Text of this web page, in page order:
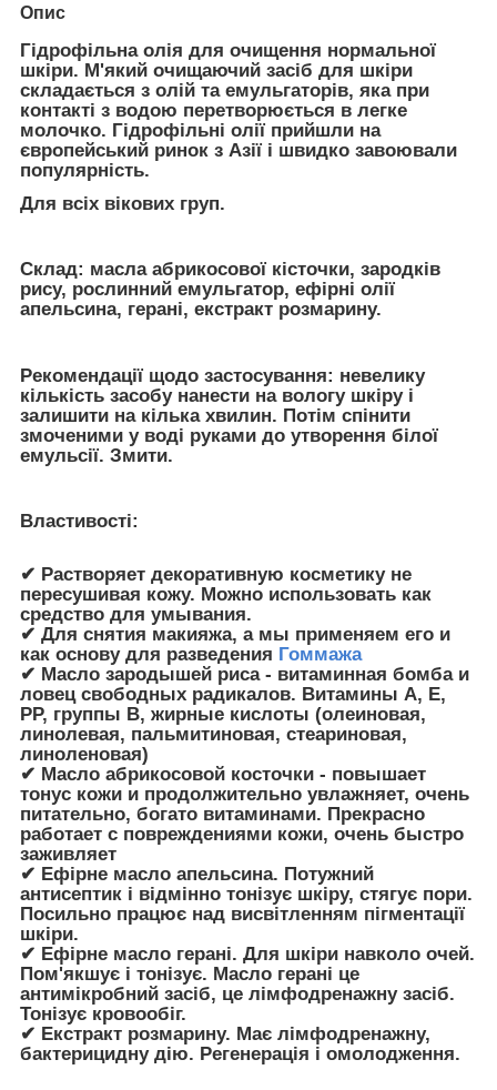
Опис
Гідрофільна олія для очищення нормальної
шкіри. М'який очищаючий засіб для шкіри
складається з олій та емульгаторів, яка при
контакті з водою перетворюється в легке
молочко. Гідрофільні олії прийшли на
європейський ринок з Азії і швидко завоювали
популярність.
Для всіх вікових груп.
Склад: масла абрикосової кісточки, зародків
рису, рослинний емульгатор, ефірні олії
апельсина, герані, екстракт розмарину.
Рекомендації щодо застосування: невелику
кількість засобу нанести на вологу шкіру і
залишити на кілька хвилин. Потім спінити
змоченими у воді руками до утворення білої
емульсії. Змити.
Властивості:
✔ Растворяет декоративную косметику не
пересушивая кожу. Можно использовать как
средство для умывания.
✔ Для снятия макияжа, а мы применяем его и
как основу для разведения Гоммажа
✔ Масло зародышей риса - витаминная бомба и
ловец свободных радикалов. Витамины А, Е,
РР, группы В, жирные кислоты (олеиновая,
линолевая, пальмитиновая, стеариновая,
линоленовая)
✔ Масло абрикосовой косточки - повышает
тонус кожи и продолжительно увлажняет, очень
питательно, богато витаминами. Прекрасно
работает с повреждениями кожи, очень быстро
заживляет
✔ Ефірне масло апельсина. Потужний
антисептик і відмінно тонізує шкіру, стягує пори.
Посильно працює над висвітленням пігментації
шкіри.
✔ Ефірне масло герані. Для шкіри навколо очей.
Пом'якшує і тонізує. Масло герані це
антимікробний засіб, це лімфодренажну засіб.
Тонізує кровообіг.
✔ Екстракт розмарину. Має лімфодренажну,
бактерицидну дію. Регенерація і омолодження.